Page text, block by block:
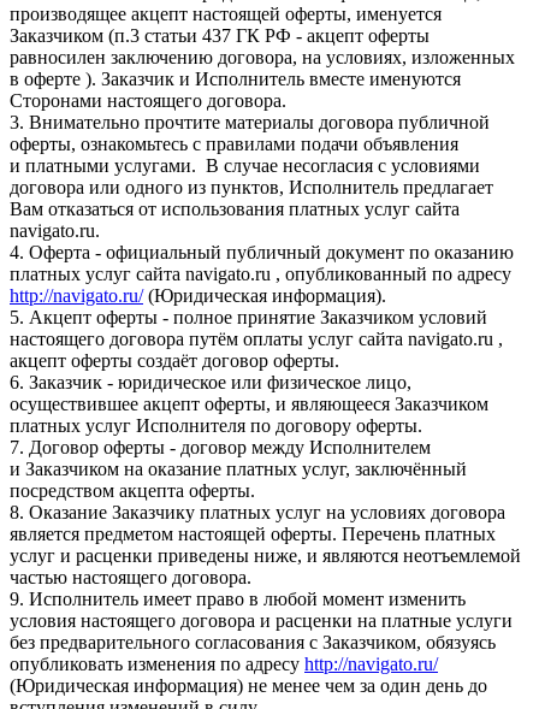
производящее акцепт настоящей оферты, именуется
Заказчиком (п.3 статьи 437 ГК РФ - акцепт оферты
равносилен заключению договора, на условиях, изложенных
в оферте ). Заказчик и Исполнитель вместе именуются
Сторонами настоящего договора.
3. Внимательно прочтите материалы договора публичной
оферты, ознакомьтесь с правилами подачи объявления
и платными услугами. В случае несогласия с условиями
договора или одного из пунктов, Исполнитель предлагает
Вам отказаться от использования платных услуг сайта
navigato.ru.
4. Оферта - официальный публичный документ по оказанию
платных услуг сайта navigato.ru , опубликованный по адресу
http://navigato.ru/(Юридическая информация).
5. Акцепт оферты - полное принятие Заказчиком условий
настоящего договора путём оплаты услуг сайта navigato.ru ,
акцепт оферты создаёт договор оферты.
6. Заказчик - юридическое или физическое лицо,
осуществившее акцепт оферты, и являющееся Заказчиком
платных услуг Исполнителя по договору оферты.
7. Договор оферты - договор между Исполнителем
и Заказчиком на оказание платных услуг, заключённый
посредством акцепта оферты.
8. Оказание Заказчику платных услуг на условиях договора
является предметом настоящей оферты. Перечень платных
услуг и расценки приведены ниже, и являются неотъемлемой
частью настоящего договора.
9. Исполнитель имеет право в любой момент изменить
условия настоящего договора и расценки на платные услуги
без предварительного согласования с Заказчиком, обязуясь
опубликовать изменения по адресу http://navigato.ru/
(Юридическая информация) не менее чем за один день до